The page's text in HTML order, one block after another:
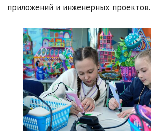
приложений и инженерных проектов.